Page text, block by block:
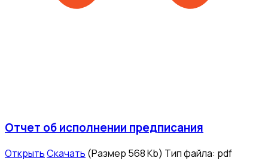
Отчет об исполнении предписания
ОткрытьСкачать (Размер 568 Kb) Тип файла: pdf